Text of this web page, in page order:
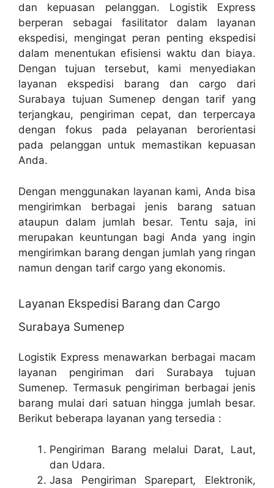
dan kepuasan pelanggan. Logistik Express
berperan sebagai fasilitator dalam layanan
ekspedisi, mengingat peran penting ekspedisi
dalam menentukan efisiensi waktu dan biaya.
Dengan tujuan tersebut, kami menyediakan
layanan ekspedisi barang dan cargo dari
Surabaya tujuan Sumenep dengan tarif yang
terjangkau, pengiriman cepat, dan terpercaya
dengan fokus pada pelayanan berorientasi
pada pelanggan untuk memastikan kepuasan
Anda.
Dengan menggunakan layanan kami, Anda bisa
mengirimkan berbagai jenis barang satuan
ataupun dalam jumlah besar. Tentu saja, ini
merupakan keuntungan bagi Anda yang ingin
mengirimkan barang dengan jumlah yang ringan
namun dengan tarif cargo yang ekonomis.
Layanan Ekspedisi Barang dan Cargo
Surabaya Sumenep
Logistik Express menawarkan berbagai macam
layanan pengiriman dari Surabaya tujuan
Sumenep. Termasuk pengiriman berbagai jenis
barang mulai dari satuan hingga jumlah besar.
Berikut beberapa layanan yang tersedia :
Pengiriman Barang melalui Darat, Laut,
dan Udara.
Jasa Pengiriman Sparepart,
Elektronik,